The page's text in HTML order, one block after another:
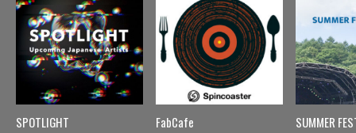
SPOTLIGHT FabCafe SUMMER